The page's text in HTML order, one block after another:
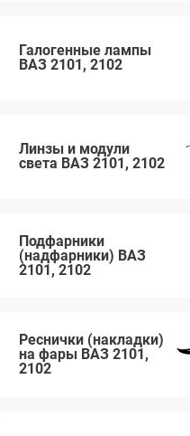
Галогенные лампы
ВАЗ 2101, 2102
Линзы и модули
света ВАЗ 2101, 2102
Подфарники
(надфарники) ВАЗ
2101, 2102
Реснички (накладки)
на фары ВАЗ 2101,
2102